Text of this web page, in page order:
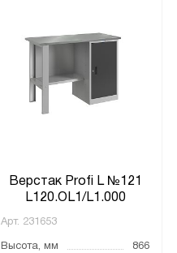
Верстак Profi L №121
L120.OL1/L1.000
Арт. 231653
Высота, мм
866